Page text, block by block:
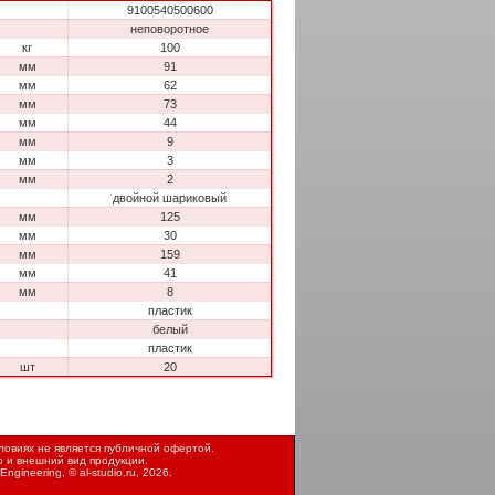
9100540500600
неповоротное
кг
100
мм
91
мм
62
мм
73
мм
44
мм
9
мм
3
мм
2
двойной шариковый
мм
125
мм
30
мм
159
мм
41
мм
8
пластик
белый
пластик
шт
20
не является публичной офертой.
и внешний вид продукции.
©al-studio.ru , 2026.